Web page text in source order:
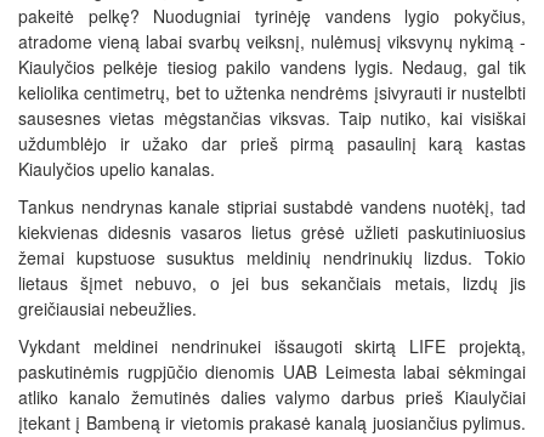
pakeitė pelkę? Nuodugniai tyrinėję vandens lygio pokyčius,
atradome vieną labai svarbų veiksnį, nulėmusį viksvynų nykimą -
Kiaulyčios pelkėje tiesiog pakilo vandens lygis. Nedaug, gal tik
keliolika centimetrų, bet to užtenka nendrėms įsivyrauti ir nustelbti
sausesnes vietas mėgstančias viksvas. Taip nutiko, kai visiškai
uždumblėjo ir užako dar prieš pirmą pasaulinį karą kastas
Kiaulyčios upelio kanalas.
Tankus nendrynas kanale stipriai sustabdė vandens nuotėkį, tad
kiekvienas didesnis vasaros lietus grėsė užlieti paskutiniuosius
žemai kupstuose susuktus meldinių nendrinukių lizdus. Tokio
lietaus šįmet nebuvo, o jei bus sekančiais metais, lizdų jis
greičiausiai nebeužlies.
Vykdant meldinei nendrinukei išsaugoti skirtą LIFE projektą,
paskutinėmis rugpjūčio dienomis UAB Leimesta labai sėkmingai
atliko kanalo žemutinės dalies valymo darbus prieš Kiaulyčiai
įtekant į Bambeną ir vietomis prakasė kanalą juosiančius pylimus.